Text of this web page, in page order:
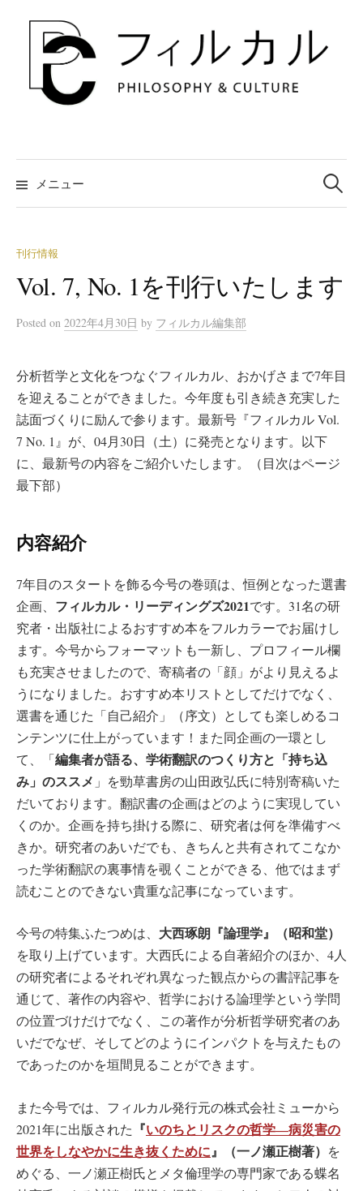
キ
ッ
プ
メニュー
検
索:
刊行情報
Vol. 7, No. 1を刊行いたします
Posted on 2022年4月30日 by フィルカル編集部
分析哲学と文化をつなぐフィルカル、おかげさまで7年目
を迎えることができました。今年度も引き続き充実した
誌面づくりに励んで参ります。最新号『フィルカル Vol.
7 No. 1』が、04月30日（土）に発売となります。以下
に、最新号の内容をご紹介いたします。（目次はページ
最下部）
内容紹介
7年目のスタートを飾る今号の巻頭は、恒例となった選書
企画、 フィルカル・リーディングズ2021です。31名の研
究者・出版社によるおすすめ本をフルカラーでお届けし
ます。今号からフォーマットも一新し、プロフィール欄
も充実させましたので、寄稿者の「顔」がより見えるよ
うになりました。おすすめ本リストとしてだけでなく、
選書を通じた「自己紹介」（序文）としても楽しめるコ
ンテンツに仕上がっています！また同企画の一環とし
て、「編集者が語る、学術翻訳のつくり方と「持ち込
み」のススメ 」を勁草書房の山田政弘氏に特別寄稿いた
だいております。翻訳書の企画はどのように実現してい
くのか。企画を持ち掛ける際に、研究者は何を準備すべ
きか。研究者のあいだでも、きちんと共有されてこなか
った学術翻訳の裏事情を覗くことができる、他ではまず
読むことのできない貴重な記事になっています。
今号の特集ふたつめは、 大西琢朗『論理学』（昭和堂）
を取り上げています。大西氏による自著紹介のほか、4人
の研究者によるそれぞれ異なった観点からの書評記事を
通じて、著作の内容や、哲学における論理学という学問
の位置づけだけでなく、この著作が分析哲学研究者のあ
いだでなぜ、そしてどのようにインパクトを与えたもの
であったのかを垣間見ることができます。
また今号では、フィルカル発行元の株式会社ミューから
2021年に出版された 『いのちとリスクの哲学―病災害の
世界をしなやかに生き抜くために』（一ノ瀬正樹著） を
めぐる、一ノ瀬正樹氏とメタ倫理学の専門家である蝶名